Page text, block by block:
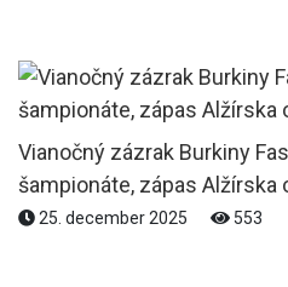
Vianočný zázrak Burkiny
šampionáte, zápas Alžírska
25. december 2025 553